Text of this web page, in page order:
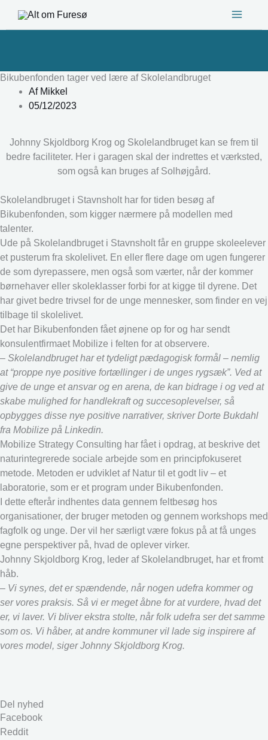
Bikubenfonden tager ved lære af Skolelandbruget
AfMikkel
05/12/2023
Johnny Skjoldborg Krog og Skolelandbruget kan se frem til
bedre faciliteter. Her i garagen skal der indrettes et værksted,
som også kan bruges af Solhøjgård.
Skolelandbruget i Stavnsholt har for tiden besøg af
Bikubenfonden, som kigger nærmere på modellen med
talenter.
Ude på Skolelandbruget i Stavnsholt får en gruppe skoleelever
et pusterum fra skolelivet. En eller flere dage om ugen fungerer
de som dyrepassere, men også som værter, når der kommer
børnehaver eller skoleklasser forbi for at kigge til dyrene. Det
har givet bedre trivsel for de unge mennesker, som finder en vej
tilbage til skolelivet.
Det har Bikubenfonden fået øjnene op for og har sendt
konsulentfirmaet Mobilize i felten for at observere.
– Skolelandbruget har et tydeligt pædagogisk formål – nemlig
at “proppe nye positive fortællinger i de unges rygsæk”. Ved at
give de unge et ansvar og en arena, de kan bidrage i og ved at
skabe mulighed for handlekraft og succesoplevelser, så
opbygges disse nye positive narrativer, skriver Dorte Bukdahl
fra Mobilize på Linkedin.
Mobilize Strategy Consulting har fået i opdrag, at beskrive det
naturintegrerede sociale arbejde som en principfokuseret
metode. Metoden er udviklet af Natur til et godt liv – et
laboratorie, som er et program under Bikubenfonden.
I dette efterår indhentes data gennem feltbesøg hos
organisationer, der bruger metoden og gennem workshops med
fagfolk og unge. Der vil her særligt være fokus på at få unges
egne perspektiver på, hvad de oplever virker.
Johnny Skjoldborg Krog, leder af Skolelandbruget, har et fromt
håb.
– Vi synes, det er spændende, når nogen udefra kommer og
ser vores praksis. Så vi er meget åbne for at vurdere, hvad det
er, vi laver. Vi bliver ekstra stolte, når folk udefra ser det samme
som os. Vi håber, at andre kommuner vil lade sig inspirere af
vores model, siger Johnny Skjoldborg Krog.
Del nyhed
Facebook
Reddit